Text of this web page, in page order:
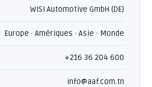
WISI Automotive GmbH (DE)
Europe · Amériques · Asie · Monde
+216 36 204 600
info@aaf.com.tn